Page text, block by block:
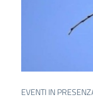
EVENTI IN